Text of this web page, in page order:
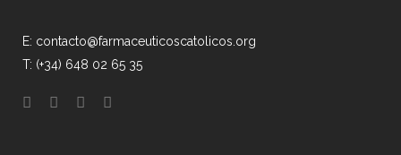
E: contacto@farmaceuticoscatolicos.org
T: (+34) 648 02 65 35